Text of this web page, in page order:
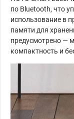
по Bluetooth, что
использование в
памяти для
предусмотрено —
компактность и